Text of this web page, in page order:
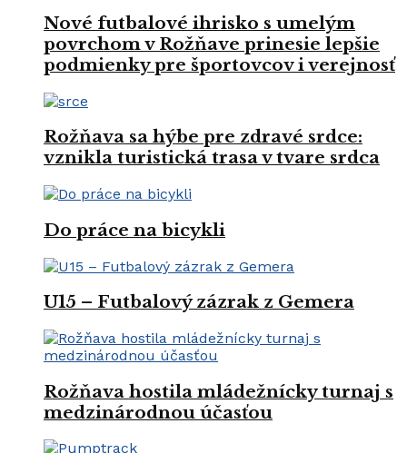
Nové futbalové ihrisko s umelým
povrchom v Rožňave prinesie lepšie
podmienky pre športovcov i verejnosť
Rožňava sa hýbe pre zdravé srdce:
vznikla turistická trasa v tvare srdca
Do práce na bicykli
U15 – Futbalový zázrak z Gemera
Rožňava hostila mládežnícky turnaj s
medzinárodnou účasťou